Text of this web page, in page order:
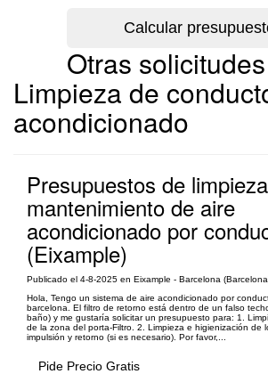
Otras
Limpieza de
acondicionado
Presupuestos de
mantenimiento de aire
acondicionado por
(Eixample)
Publicado el 4-8-2025 en Eixample - Barcelona
Hola, Tengo un sistema de aire acondicionado por
barcelona. El filtro de retorno está dentro de un falso
baño) y me gustaría solicitar un presupuesto para: 1.
de la zona del porta-Filtro. 2. Limpieza e higienización de
impulsión y retorno (si es necesario). Por favor,...
Pide Precio Gratis